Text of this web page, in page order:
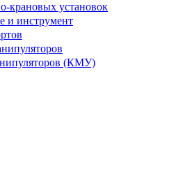
крановых установок
и инструмент
(КМУ)